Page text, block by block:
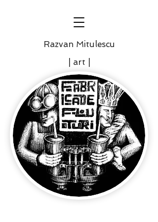
Razvan Mitulescu
| art |